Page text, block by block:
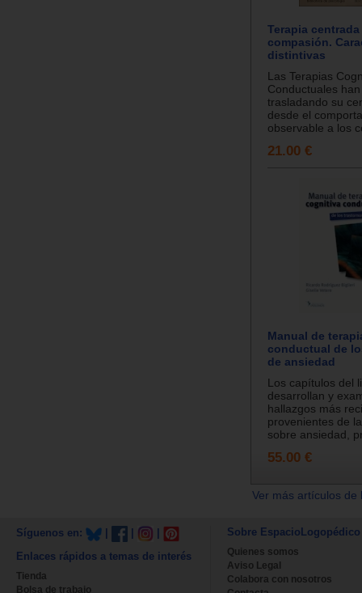
Terapia
compasión.
distintivas
Las Terapias
Conductuales
trasladando su
desde el
observable a los
21.00 €
Manual de
conductual de
de ansiedad
Los capítulos del
desarrollan y
hallazgos más
provenientes de
sobre ansiedad,
55.00 €
Ver más artículos
Síguenos en:
Enlaces rápidos a temas de interés
Tienda
Bolsa de trabajo
Sobre EspacioLogopédico
Quienes somos
Aviso Legal
Colabora con nosotros